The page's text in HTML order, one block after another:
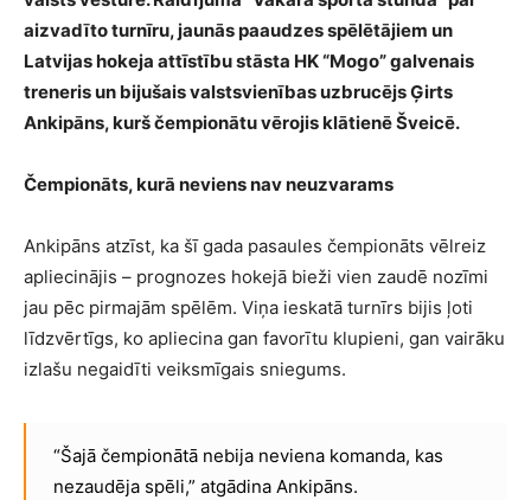
aizvadīto turnīru, jaunās paaudzes spēlētājiem un
Latvijas hokeja attīstību stāsta HK “Mogo” galvenais
treneris un bijušais valstsvienības uzbrucējs Ģirts
Ankipāns, kurš čempionātu vērojis klātienē Šveicē.
Čempionāts, kurā neviens nav neuzvarams
Ankipāns atzīst, ka šī gada pasaules čempionāts vēlreiz
apliecinājis – prognozes hokejā bieži vien zaudē nozīmi
jau pēc pirmajām spēlēm. Viņa ieskatā turnīrs bijis ļoti
līdzvērtīgs, ko apliecina gan favorītu klupieni, gan vairāku
izlašu negaidīti veiksmīgais sniegums.
“Šajā čempionātā nebija neviena komanda, kas
nezaudēja spēli,” atgādina Ankipāns.